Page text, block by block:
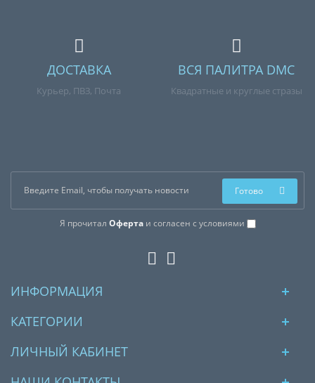
ДОСТАВКА
Курьер, ПВЗ, Почта
ВСЯ ПАЛИТРА DMC
Квадратные и круглые стразы
Я прочитал Офертаи согласен с условиями
Готово
ИНФОРМАЦИЯ
КАТЕГОРИИ
ЛИЧНЫЙ КАБИНЕТ